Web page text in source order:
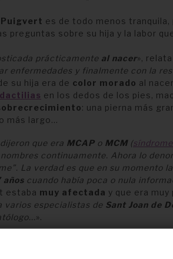
es de todo menos tranquila,
preguntas sobre su hija y la labor
prácticamente al nacer»,
enfermedades y finalmente con la
su hija era de color morado al
en los dedos de los pies,
: una pierna más
más largo...
que era MCAP o MCM(
continuamente. Ahora lo
La verdad es que en su momento
años cuando había poca o nula
estaba muy afectada y que era muy
varios especialistas de Sant Joan de
».